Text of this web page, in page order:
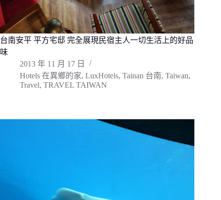
台南安平 平方宅邸 完全展現民宿主人一切生活上的好品
味
2013 年 11 月 17 日
Hotels 在異鄉的家, LuxHotels, Tainan 台南, Taiwan,
Travel, TRAVEL TAIWAN